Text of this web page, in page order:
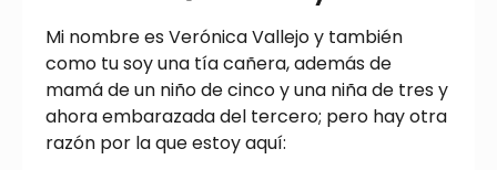
Mi nombre es Verónica Vallejo y también
como tu soy una tía cañera, además de
mamá de un niño de cinco y una niña de tres y
ahora embarazada del tercero; pero hay otra
razón por la que estoy aquí: